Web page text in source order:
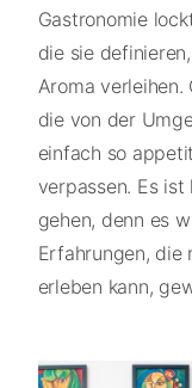
Gastronomie
die sie
Aroma
die von der
einfach so
verpassen. Es ist
gehen, denn es
Erfahrungen, die
erleben kann,